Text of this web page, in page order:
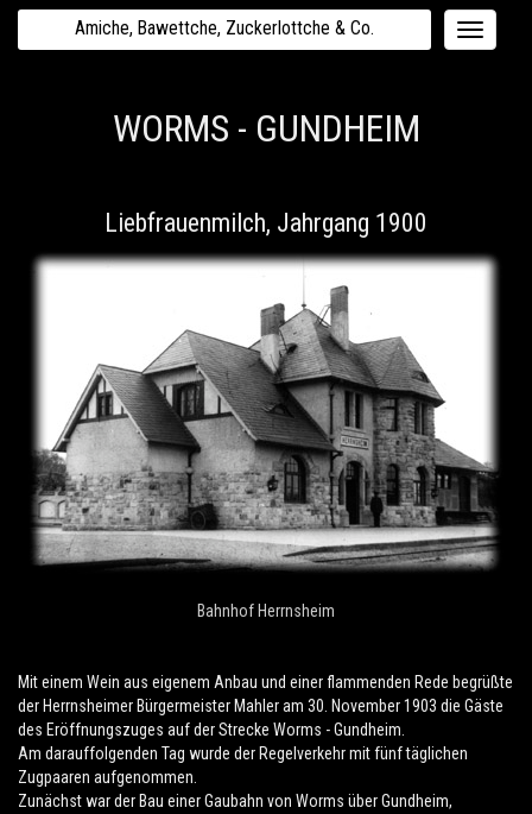
Toggle
Amiche, Bawettche, Zuckerlottche & Co.
WORMS - GUNDHEIM
Liebfrauenmilch, Jahrgang 1900
Bahnhof Herrnsheim
Mit einem Wein aus eigenem Anbau und einer flammenden Rede begrüßte
der Herrnsheimer Bürgermeister Mahler am 30. November 1903 die Gäste
des Eröffnungszuges auf der Strecke Worms - Gundheim.
Am darauffolgenden Tag wurde der Regelverkehr mit fünf täglichen
Zugpaaren aufgenommen.
Zunächst war der Bau einer Gaubahn von Worms über Gundheim,